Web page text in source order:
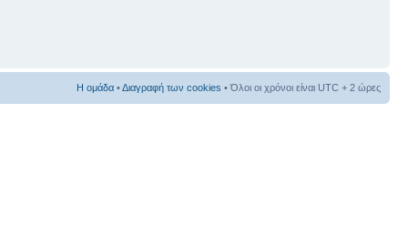
Η ομάδα •Διαγραφή των cookies • Όλοι οι χρόνοι είναι UTC + 2 ώρες